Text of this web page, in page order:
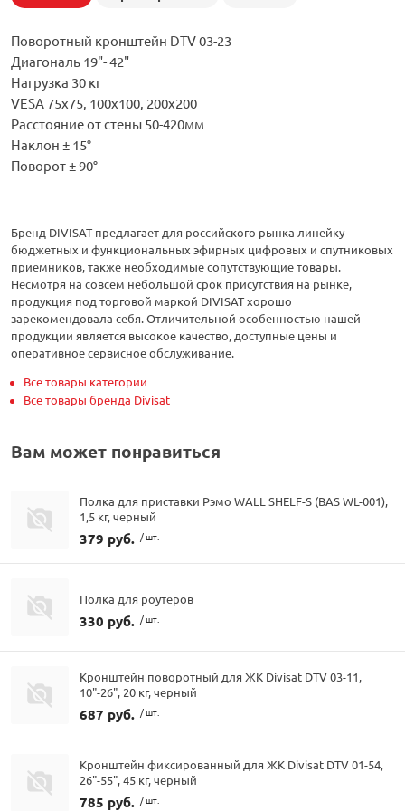
Поворотный кронштейн DTV 03-23
Диагональ 19"- 42"
Нагрузка 30 кг
VESA 75х75, 100х100, 200х200
Расстояние от стены 50-420мм
Наклон ± 15°
Поворот ± 90°
Бренд DIVISAT предлагает для российского рынка линейку
бюджетных и функциональных эфирных цифровых и спутниковых
приемников, также необходимые сопутствующие товары.
Несмотря на совсем небольшой срок присутствия на рынке,
продукция под торговой маркой DIVISAT хорошо
зарекомендовала себя. Отличительной особенностью нашей
продукции является высокое качество, доступные цены и
оперативное сервисное обслуживание.
Все товары категории
Все товары бренда Divisat
Вам может понравиться
Полка для приставки Рэмо WALL SHELF-S (BAS WL-001),
1,5 кг, черный
379 руб. / шт.
Полка для роутеров
330 руб. / шт.
Кронштейн поворотный для ЖК Divisat DTV 03-11,
10"-26", 20 кг, черный
687 руб. / шт.
Кронштейн фиксированный для ЖК Divisat DTV 01-54,
26"-55", 45 кг, черный
785 руб. / шт.